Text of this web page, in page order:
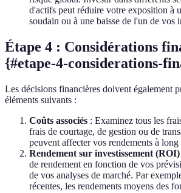
d'actifs peut réduire votre exposition à
soudain ou à une baisse de l'un de vos
Étape 4 : Considérations
{#etape-4-considerations-
Les décisions financières doivent également
éléments suivants :
Coûts associés : Examinez tous les
frais de courtage, de gestion ou de
peuvent affecter vos rendements à long
Rendement sur investissement (ROI)
de rendement en fonction de vos
de vos analyses de marché. Par
récentes, les rendements moyens des